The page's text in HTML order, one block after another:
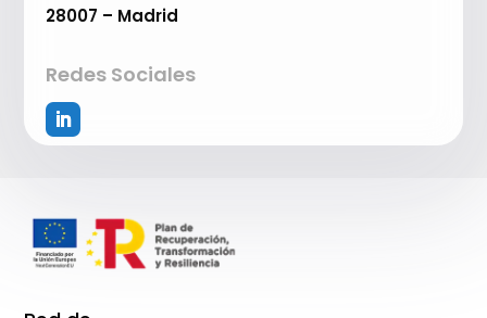
28007 – Madrid
Redes Sociales